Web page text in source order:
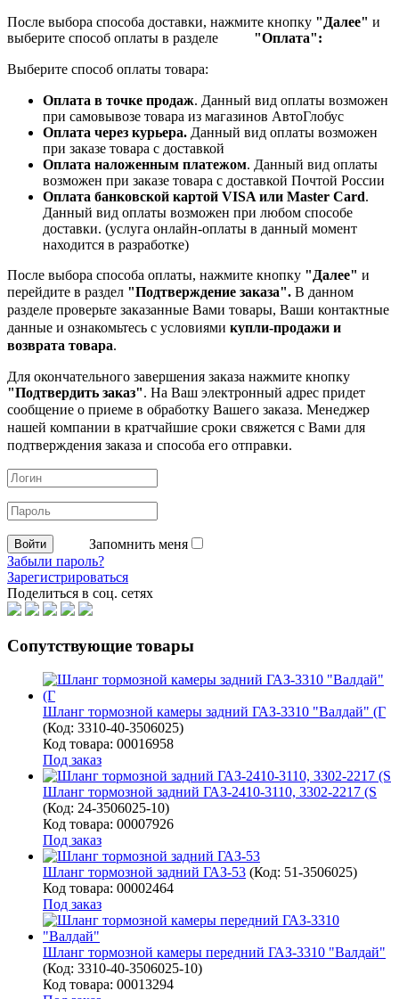
После выбора способа доставки, нажмите кнопку "Далее" и
выберите способ оплаты в разделе "Оплата":
Выберите способ оплаты товара:
Оплата в точке продаж. Данный вид оплаты возможен
при самовывозе товара из магазинов АвтоГлобус
Оплата через курьера. Данный вид оплаты возможен
при заказе товара с доставкой
Оплата наложенным платежом. Данный вид оплаты
возможен при заказе товара с доставкой Почтой России
Оплата банковской картой VISA или Master Card.
Данный вид оплаты возможен при любом способе
доставки. (услуга онлайн-оплаты в данный момент
находится в разработке)
После выбора способа оплаты, нажмите кнопку "Далее" и
перейдите в раздел "Подтверждение заказа". В данном
разделе проверьте заказанные Вами товары, Ваши контактные
данные и ознакомьтесь с условиями купли-продажи и
возврата товара.
Для окончательного завершения заказа нажмите кнопку
"Подтвердить заказ". На Ваш электронный адрес придет
сообщение о приеме в обработку Вашего заказа. Менеджер
нашей компании в кратчайшие сроки свяжется с Вами для
подтверждения заказа и способа его отправки.
Запомнить меня
Забыли пароль?
Зарегистрироваться
Поделиться в соц. сетях
Сопутствующие товары
Шланг тормозной камеры задний ГАЗ-3310 "Валдай" (Г
(Код: 3310-40-3506025)
Код товара: 00016958
Под заказ
Шланг тормозной задний ГАЗ-2410-3110, 3302-2217 (S
(Код: 24-3506025-10)
Код товара: 00007926
Под заказ
Шланг тормозной задний ГАЗ-53 (Код: 51-3506025)
Код товара: 00002464
Под заказ
Шланг тормозной камеры передний ГАЗ-3310 "Валдай"
(Код: 3310-40-3506025-10)
Код товара: 00013294